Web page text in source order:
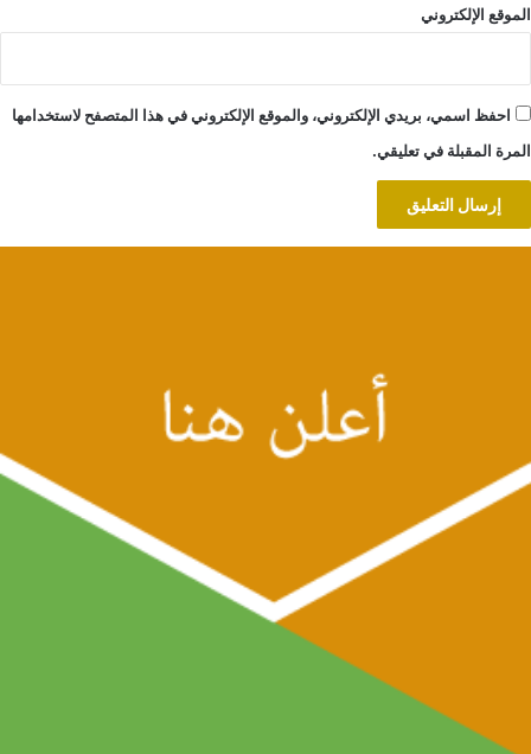
الموقع الإلكتروني
احفظ اسمي، بريدي الإلكتروني، والموقع الإلكتروني في هذا المتصفح لاستخدامها
المرة المقبلة في تعليقي.